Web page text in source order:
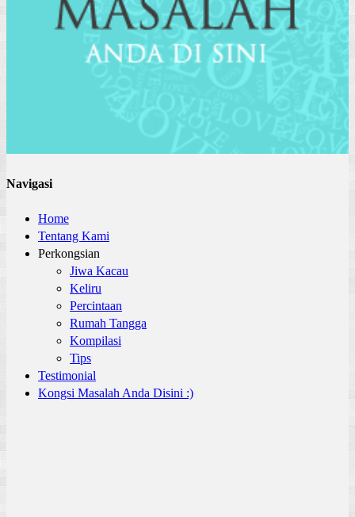
Navigasi
Home
Tentang Kami
Perkongsian
Jiwa Kacau
Keliru
Percintaan
Rumah Tangga
Kompilasi
Tips
Testimonial
Kongsi Masalah Anda Disini :)